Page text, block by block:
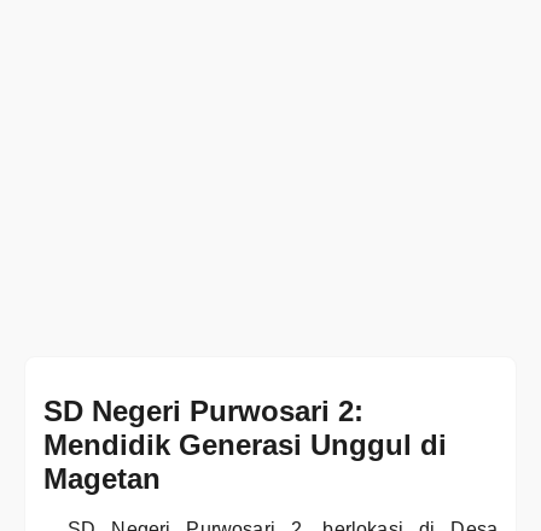
SD Negeri Purwosari 2:
Mendidik Generasi Unggul di
Magetan